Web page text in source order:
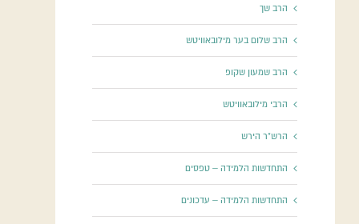
הרב שך
הרב שלום בער מילובאוויטש
הרב שמעון שקופ
הרבי מילובאוויטש
הרש"ר הירש
התחדשות הלמידה – טפסים
התחדשות הלמידה – עדכונים